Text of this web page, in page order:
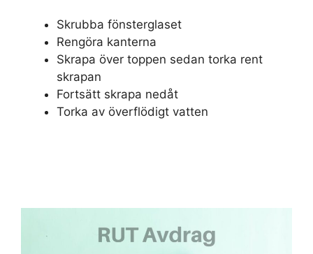
Skrubba fönsterglaset
Rengöra kanterna
Skrapa över toppen sedan torka rent
skrapan
Fortsätt skrapa nedåt
Torka av överflödigt vatten